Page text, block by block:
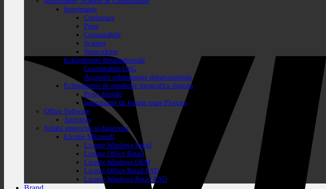
Imprimante
Copiatoare
Piese
Consumabile
Scanere
Networking
Echipamente departamentale
Consumabile OSG
Accesorii echipamente departamentale
Echipamente de productie tipografica digitala
Prese digitale
Imprimante de format mare Plottare
Office Software
Antivirus
Solutii enterprise si datacenter
Licente Microsoft
Licente Windows Retail
Licente Office Retail
Licente Windows OEM
Licente Office Retail ESD
Licente Windows Retail ESD